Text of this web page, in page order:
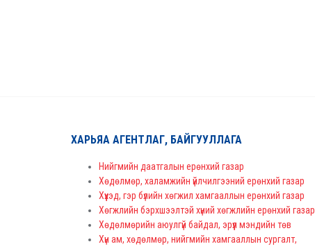
ХАРЬЯА АГЕНТЛАГ, БАЙГУУЛЛАГА
Нийгмийн даатгалын ерөнхий газар
Хөдөлмөр, халамжийн үйлчилгээний ерөнхий газар
Хүүхэд, гэр бүлийн хөгжил хамгааллын ерөнхий газар
Хөгжлийн бэрхшээлтэй хүний хөгжлийн ерөнхий газар
Хөдөлмөрийн аюулгүй байдал, эрүүл мэндийн төв
Хүн ам, хөдөлмөр, нийгмийн хамгааллын сургалт,